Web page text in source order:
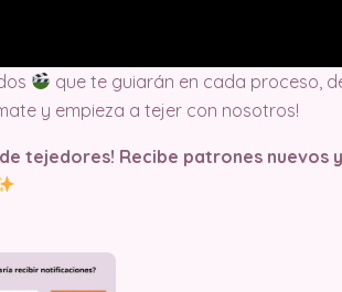
que te guiarán en cada proceso,
y empieza a tejer con nosotros!
tejedores! Recibe patrones nuevos